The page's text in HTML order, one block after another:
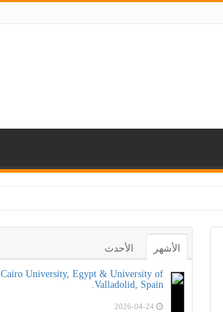
الأشهر الأحدث
Cairo University, Egypt & University of
Valladolid, Spain.
2026-04-24